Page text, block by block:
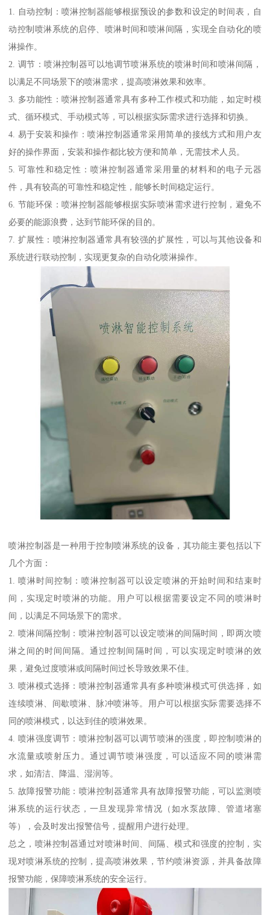
1. 自动控制：喷淋控制器能够根据预设的参数和设定的时间表，自
动控制喷淋系统的启停、喷淋时间和喷淋间隔，实现全自动化的喷
淋操作。
2. 调节：喷淋控制器可以地调节喷淋系统的喷淋时间和喷淋间隔，
以满足不同场景下的喷淋需求，提高喷淋效果和效率。
3. 多功能性：喷淋控制器通常具有多种工作模式和功能，如定时模
式、循环模式、手动模式等，可以根据实际需求进行选择和切换。
4. 易于安装和操作：喷淋控制器通常采用简单的接线方式和用户友
好的操作界面，安装和操作都比较方便和简单，无需技术人员。
5. 可靠性和稳定性：喷淋控制器通常采用量的材料和的电子元器
件，具有较高的可靠性和稳定性，能够长时间稳定运行。
6. 节能环保：喷淋控制器能够根据实际喷淋需求进行控制，避免不
必要的能源浪费，达到节能环保的目的。
7. 扩展性：喷淋控制器通常具有较强的扩展性，可以与其他设备和
系统进行联动控制，实现更复杂的自动化喷淋操作。
喷淋控制器是一种用于控制喷淋系统的设备，其功能主要包括以下
几个方面：
1. 喷淋时间控制：喷淋控制器可以设定喷淋的开始时间和结束时
间，实现定时喷淋的功能。用户可以根据需要设定不同的喷淋时
间，以满足不同场景下的需求。
2. 喷淋间隔控制：喷淋控制器可以设定喷淋的间隔时间，即两次喷
淋之间的时间间隔。通过控制间隔时间，可以实现定时喷淋的效
果，避免过度喷淋或间隔时间过长导致效果不佳。
3. 喷淋模式选择：喷淋控制器通常具有多种喷淋模式可供选择，如
连续喷淋、间歇喷淋、脉冲喷淋等。用户可以根据实际需要选择不
同的喷淋模式，以达到佳的喷淋效果。
4. 喷淋强度调节：喷淋控制器可以调节喷淋的强度，即控制喷淋的
水流量或喷射压力。通过调节喷淋强度，可以适应不同的喷淋需
求，如清洁、降温、湿润等。
5. 故障报警功能：喷淋控制器通常具有故障报警功能，可以监测喷
淋系统的运行状态，一旦发现异常情况（如水泵故障、管道堵塞
等），会及时发出报警信号，提醒用户进行处理。
总之，喷淋控制器通过对喷淋时间、间隔、模式和强度的控制，实
现对喷淋系统的控制，提高喷淋效果，节约喷淋资源，并具备故障
报警功能，保障喷淋系统的安全运行。